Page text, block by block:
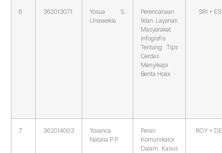
6 362013071
Yosua S.
Unawekla
Perencanaan
Iklan Layanan
Masyarakat
Infografis
Tentang Tips
Cerdas
Menyikapi
Berita Hoax
SRI +
7 362014003
Yovanca
Natalia P.P
Peran
Komunikator
Dalam Kasus
ROY +